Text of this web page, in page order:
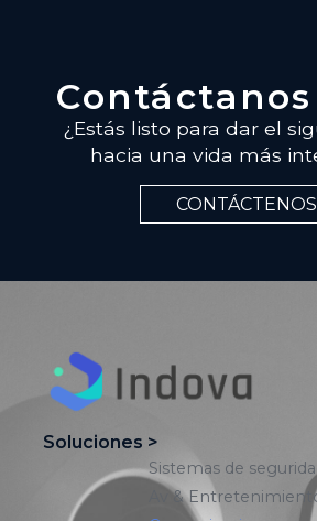
Contáctanos
¿Estás listo para dar el
hacia una vida más
CONTÁCTENOS
Soluciones >
Sistemas de
Av &